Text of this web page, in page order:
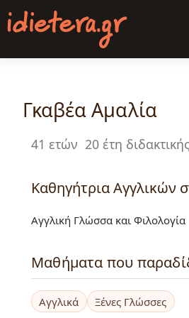
Παράκαμψη
προς
κυρίως
Γκαβέα Αμαλία
41 ετών 20 έτη
Καθηγήτρια Αγγλικών
Αγγλική Γλώσσα και Φιλολογία
Μαθήματα που
Αγγλικά Ξένες Γλώσσες